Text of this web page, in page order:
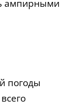
ампирными
погоды